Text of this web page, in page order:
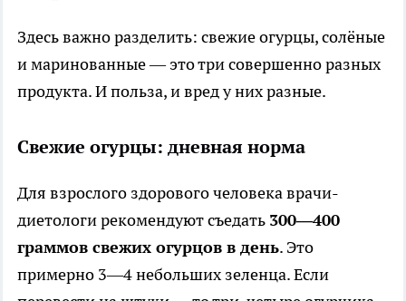
Здесь важно разделить: свежие огурцы, солёные
и маринованные — это три совершенно разных
продукта. И польза, и вред у них разные.
Свежие огурцы: дневная норма
Для взрослого здорового человека врачи-
диетологи рекомендуют съедать 300—400
граммов свежих огурцов в день. Это
примерно 3—4 небольших зеленца. Если